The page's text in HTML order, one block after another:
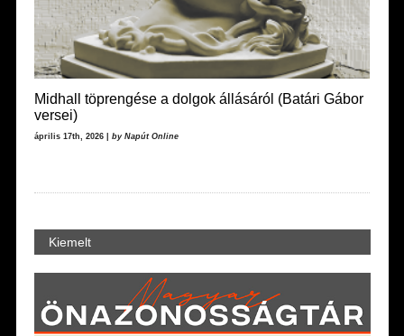
Midhall töprengése a dolgok állásáról (Batári Gábor
versei)
április 17th, 2026 | by Napút Online
Kiemelt